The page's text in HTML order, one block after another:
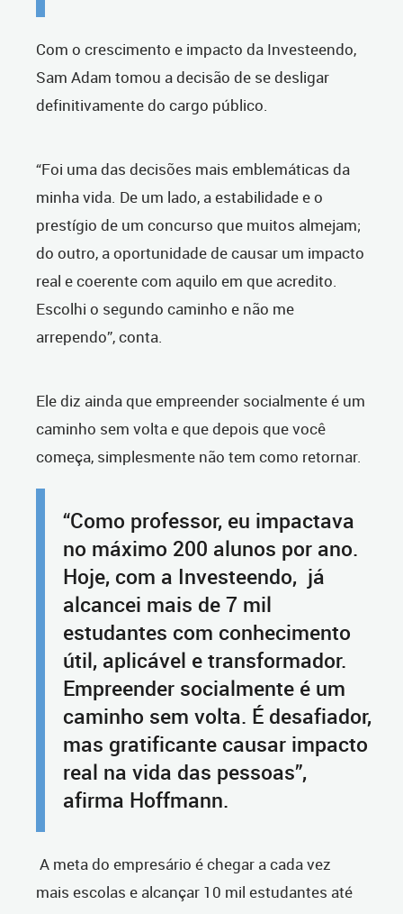
Com o crescimento e impacto da Investeendo,
Sam Adam tomou a decisão de se desligar
definitivamente do cargo público.
“Foi uma das decisões mais emblemáticas da
minha vida. De um lado, a estabilidade e o
prestígio de um concurso que muitos almejam;
do outro, a oportunidade de causar um impacto
real e coerente com aquilo em que acredito.
Escolhi o segundo caminho e não me
arrependo”, conta.
Ele diz ainda que empreender socialmente é um
caminho sem volta e que depois que você
começa, simplesmente não tem como retornar.
“Como professor, eu impactava
no máximo 200 alunos por ano.
Hoje, com a Investeendo, já
alcancei mais de 7 mil
estudantes com conhecimento
útil, aplicável e transformador.
Empreender socialmente é um
caminho sem volta. É desafiador,
mas gratificante causar impacto
real na vida das pessoas”,
afirma Hoffmann.
A meta do empresário é chegar a cada vez
mais escolas e alcançar 10 mil estudantes até